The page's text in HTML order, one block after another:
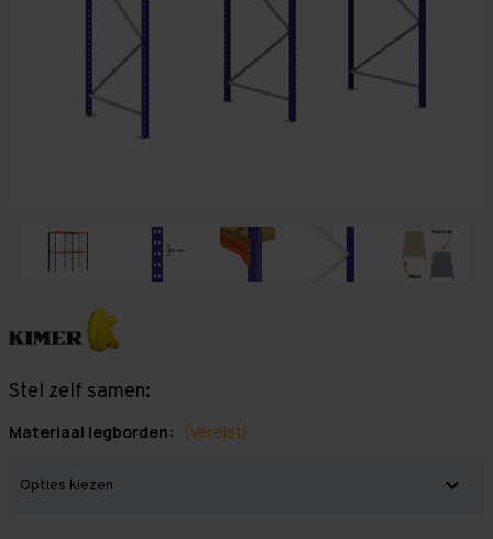
Stel zelf samen:
Materiaal legborden: (Vereist)